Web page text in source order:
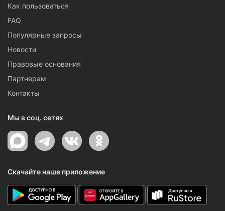
Как пользоваться
FAQ
Популярные запросы
Новости
Правовые основания
Партнерам
Контакты
Мы в соц. сетях
Скачайте наше приложение